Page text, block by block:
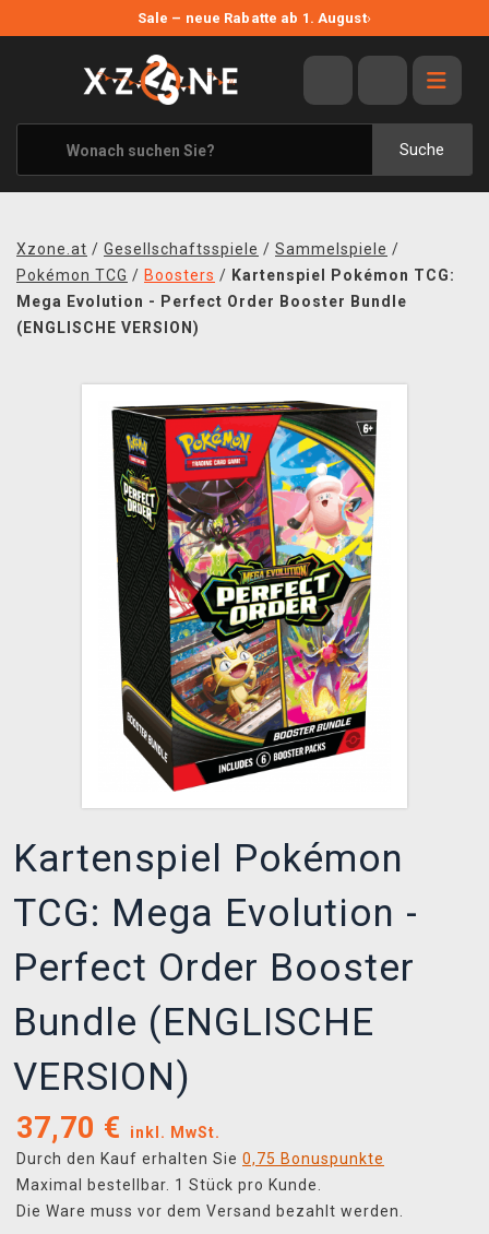
Sale – neue Rabatte ab 1. August›
Suche
ANGEBOTE
ALLE MARKEN
XZONE ORIGINALS
KLEIDUNG & ACCESSOIRES
BÜCHER & COMICS
BRETT- UND KARTENSPIELE
XZONE CLUB
Xzone.at / Gesellschaftsspiele / Sammelspiele /
Pokémon TCG / Boosters / Kartenspiel Pokémon TCG:
Mega Evolution - Perfect Order Booster Bundle
(ENGLISCHE VERSION)
Kartenspiel Pokémon
TCG: Mega Evolution -
Perfect Order Booster
Bundle (ENGLISCHE
VERSION)
37,70 €
inkl. MwSt.
Durch den Kauf erhalten Sie 0,75 Bonuspunkte
Maximal bestellbar. 1 Stück pro Kunde.
Die Ware muss vor dem Versand bezahlt werden.